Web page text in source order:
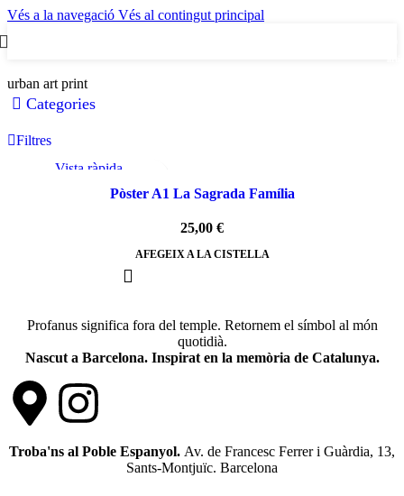
Vés a la navegació Vés al contingut principal
urban art print
Categories
Filtres
Vista ràpida
Afegeix a la llista de desitjosPòster A1 La Sagrada Família
25,00 €
AFEGEIX A LA CISTELLA
Profanus significa fora del temple. Retornem el símbol al món
quotidià.
Nascut a Barcelona. Inspirat en la memòria de Catalunya.
Troba'ns al Poble Espanyol. Av. de Francesc Ferrer i Guàrdia, 13,
Sants-Montjuïc. Barcelona